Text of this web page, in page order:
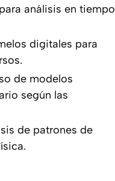
análisis en tiempo
digitales para
de modelos
según las
de patrones de